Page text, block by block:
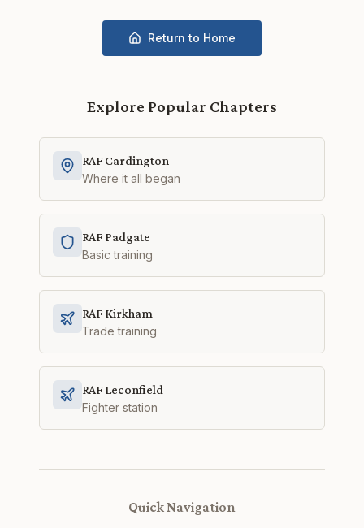
Return to Home
Explore Popular Chapters
RAF Cardington
Where it all began
RAF Padgate
Basic training
RAF Kirkham
Trade training
RAF Leconfield
Fighter station
Quick Navigation